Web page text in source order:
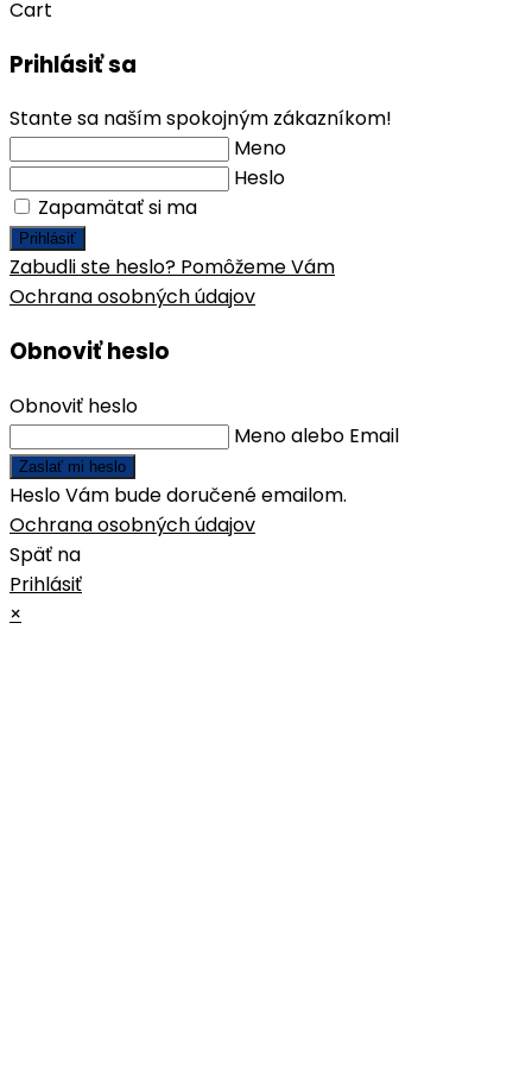
Cart
Prihlásiť sa
Stante sa naším spokojným zákazníkom!
Meno
Heslo
Zapamätať si ma
Prihlásiť
Zabudli ste heslo? Pomôžeme Vám
Ochrana osobných údajov
Obnoviť heslo
Obnoviť heslo
Meno alebo Email
Zaslať mi heslo
Heslo Vám bude doručené emailom.
Ochrana osobných údajov
Späť na
Prihlásiť
×